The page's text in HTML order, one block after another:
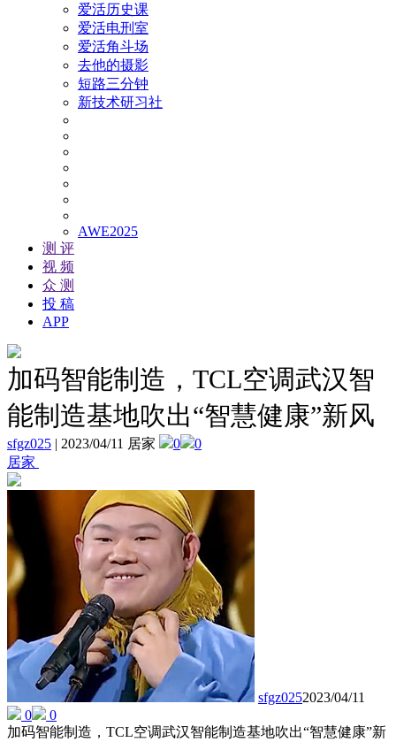
爱活历史课
爱活电刑室
爱活角斗场
去他的摄影
短路三分钟
新技术研习社
AWE2025
测 评
视 频
众 测
投 稿
APP
加码智能制造，TCL空调武汉智
能制造基地吹出“智慧健康”新风
sfgz025 | 2023/04/11 居家 0
0
居家
sfgz0252023/04/11
0
0
加码智能制造，TCL空调武汉智能制造基地吹出“智慧健康”新